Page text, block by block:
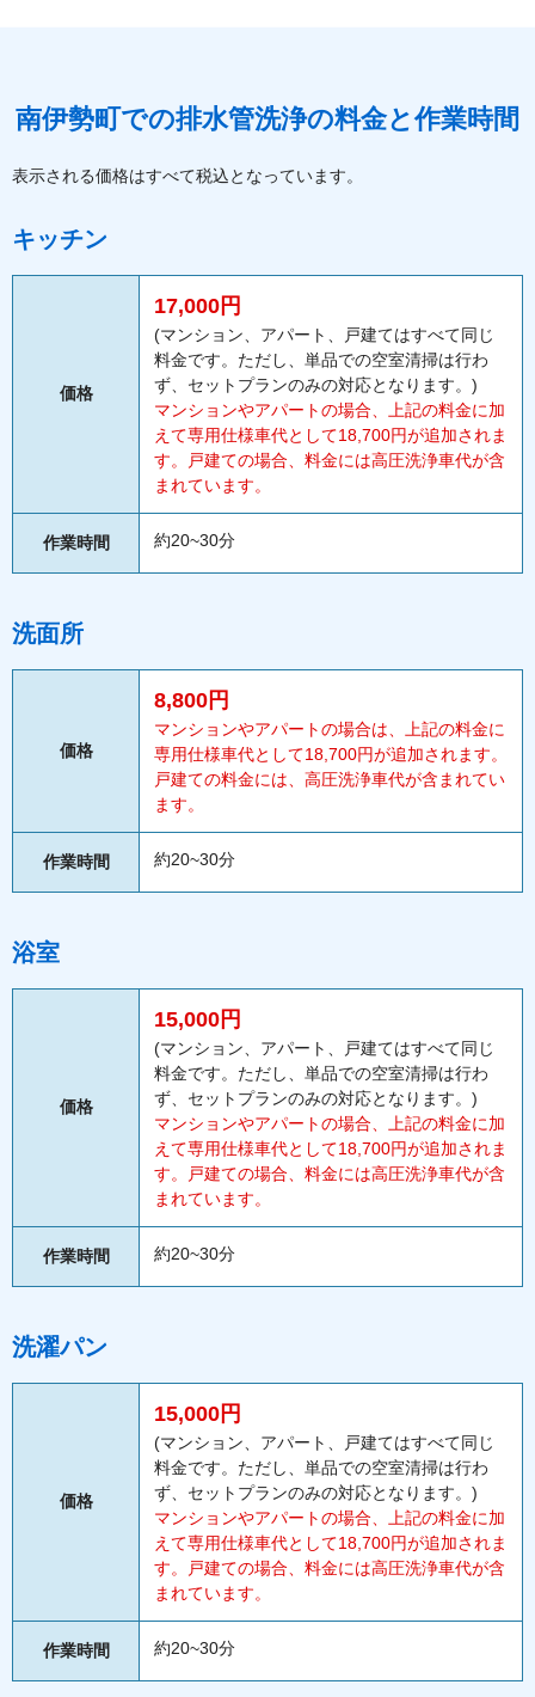
南伊勢町での排水管洗浄の料金と作業時間
表示される価格はすべて税込となっています。
キッチン
価格
17,000円
(マンション、アパート、戸建てはすべて同じ
料金です。ただし、単品での空室清掃は行わ
ず、セットプランのみの対応となります。)
マンションやアパートの場合、上記の料金に加
えて専用仕様車代として18,700円が追加されま
す。戸建ての場合、料金には高圧洗浄車代が含
まれています。
作業時間 約20~30分
洗面所
価格
8,800円
マンションやアパートの場合は、上記の料金に
専用仕様車代として18,700円が追加されます。
戸建ての料金には、高圧洗浄車代が含まれてい
ます。
作業時間 約20~30分
浴室
価格
15,000円
(マンション、アパート、戸建てはすべて同じ
料金です。ただし、単品での空室清掃は行わ
ず、セットプランのみの対応となります。)
マンションやアパートの場合、上記の料金に加
えて専用仕様車代として18,700円が追加されま
す。戸建ての場合、料金には高圧洗浄車代が含
まれています。
作業時間 約20~30分
洗濯パン
価格
15,000円
(マンション、アパート、戸建てはすべて同じ
料金です。ただし、単品での空室清掃は行わ
ず、セットプランのみの対応となります。)
マンションやアパートの場合、上記の料金に加
えて専用仕様車代として18,700円が追加されま
す。戸建ての場合、料金には高圧洗浄車代が含
まれています。
作業時間 約20~30分